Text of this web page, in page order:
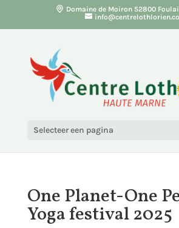
Domaine de Moiron 52800
Selecteer een pagina
One Planet-One
Yoga festival 2025